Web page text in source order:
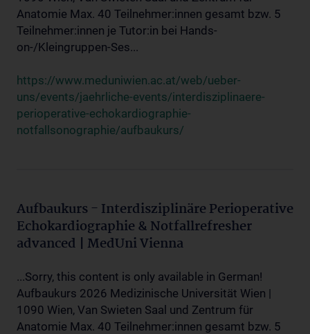
Anatomie Max. 40 Teilnehmer:innen gesamt bzw. 5
Teilnehmer:innen je Tutor:in bei Hands-
on-/Kleingruppen-Ses...
https://www.meduniwien.ac.at/web/ueber-
uns/events/jaehrliche-events/interdisziplinaere-
perioperative-echokardiographie-
notfallsonographie/aufbaukurs/
Aufbaukurs - Interdisziplinäre Perioperative
Echokardiographie & Notfallrefresher
advanced | MedUni Vienna
...Sorry, this content is only available in German!
Aufbaukurs 2026 Medizinische Universität Wien |
1090 Wien, Van Swieten Saal und Zentrum für
Anatomie Max. 40 Teilnehmer:innen gesamt bzw. 5